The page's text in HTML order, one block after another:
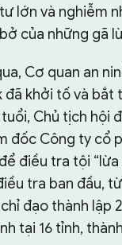
lớn và nghiễm
của những gã
Cơ quan an
đã khởi tố và bắt
tuổi, Chủ tịch hội
đốc Công ty cổ
điều tra tội
tra ban đầu,
đạo thành lập
tại 16 tỉnh,